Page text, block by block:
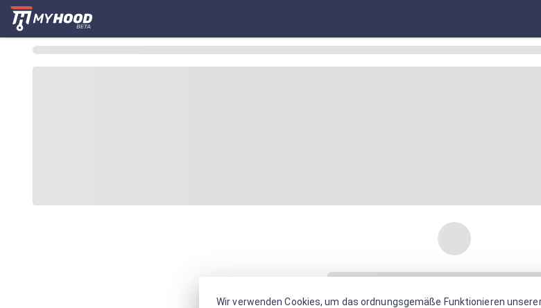
Wir verwenden Cookies, um das ordnungsgemäße Funktionieren